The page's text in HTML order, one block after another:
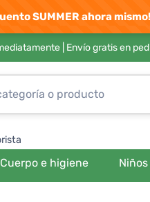
SUMMER ahora mismo!
| Envío gratis en
Cuerpo e higiene Niños